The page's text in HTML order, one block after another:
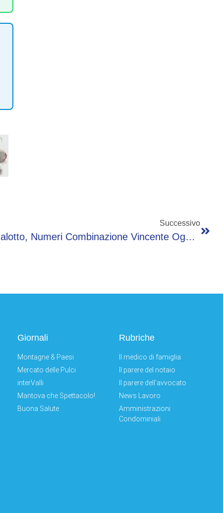
Successivo
SuperEnalotto, Numeri Combinazione Vincente Oggi 8 Maggio
Giornali
Montagne & Paesi
Mercato delle Pulci
interValli
Mantova che Spettacolo!
Buona Salute
Rubriche
Il medico di famiglia
Il parere del notaio
Il parere dell'avvocato
News Lavoro
Amministrazioni
Condominiali